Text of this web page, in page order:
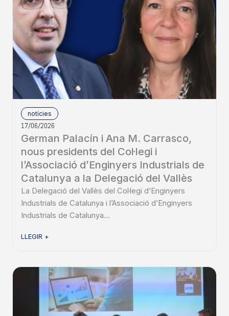
notícies
17/06/2026
German Palacín i Ana M. Carrasco,
nous presidents del Col·legi i
l’Associació d’Enginyers Industrials de
Catalunya a la Delegació del Vallès
La Delegació del Vallès del Col·legi d’Enginyers
Industrials de Catalunya i l’Associació d’Enginyers
Industrials de Catalunya...
LLEGIR +